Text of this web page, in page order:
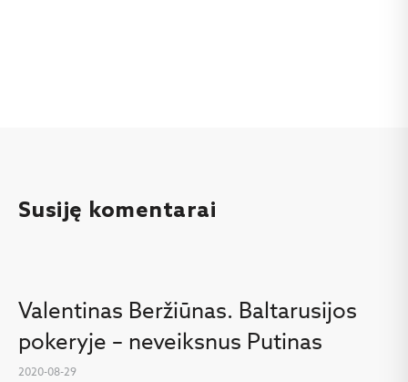
Susiję komentarai
Valentinas Beržiūnas. Baltarusijos
pokeryje – neveiksnus Putinas
2020-08-29